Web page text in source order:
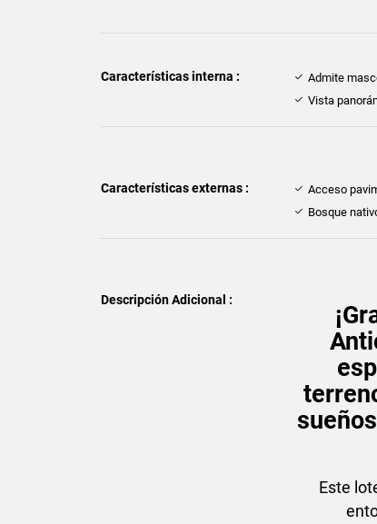
Características interna : Admite
Vista
Características externas : Acceso
Bosque
Descripción Adicional :
Este